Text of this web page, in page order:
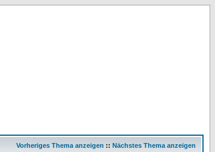
Vorheriges Thema anzeigen :: Nächstes Thema anzeigen